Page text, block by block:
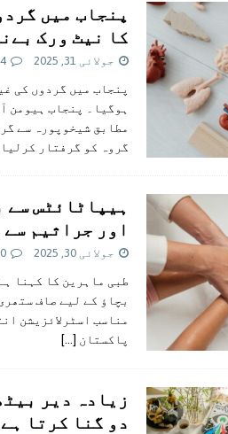
پنجاب میں
کا نیٹ ورک
جولائی 31, 2025 4
پنجاب میں گردوں کی
ہوگیا۔ پنجاب ہیومن
مطابق شیخوپورہ سے
گروہ کو گرفتار کرلیا
ہیپاٹائٹس سے
اور جراثیم سے
جولائی 30, 2025 0
طبی ماہرین کا کہنا
بچاؤ کے لیے صاف
مناسب اسٹرلائزیشن
پاکستان […]
زیادہ دیر
دو گنا کرتا